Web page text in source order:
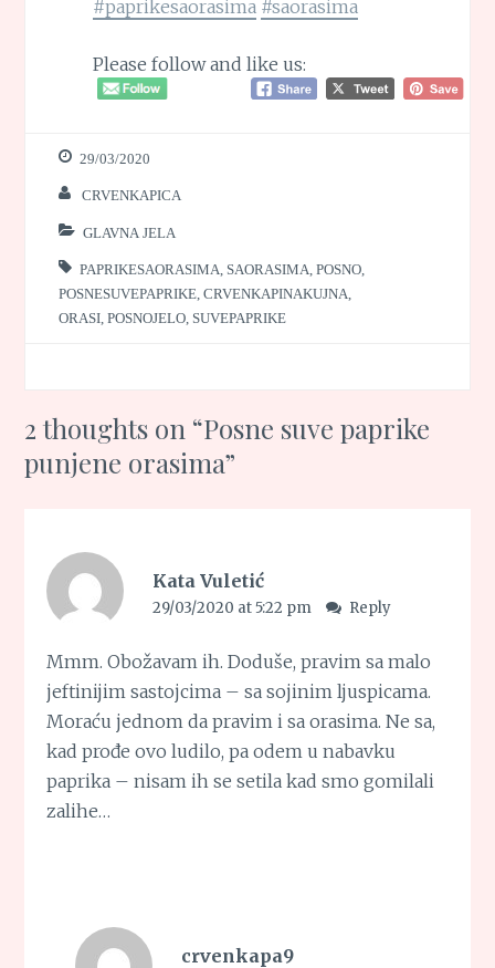
#paprikesaorasima #saorasima
Please follow and like us:
29/03/2020
CRVENKAPICA
GLAVNA JELA
PAPRIKESAORASIMA SAORASIMA ,POSNO
POSNESUVEPAPRIKE ,CRVENKAPINAKUJNA
ORASI ,POSNOJELO SUVEPAPRIKE
2 thoughts on “Posne suve paprike
punjene orasima”
Kata Vuletić
29/03/2020 at 5:22 pm Reply
Mmm. Obožavam ih. Doduše, pravim sa malo
jeftinijim sastojcima – sa sojinim ljuspicama.
Moraću jednom da pravim i sa orasima. Ne sa,
kad prođe ovo ludilo, pa odem u nabavku
paprika – nisam ih se setila kad smo gomilali
zalihe…
crvenkapa9